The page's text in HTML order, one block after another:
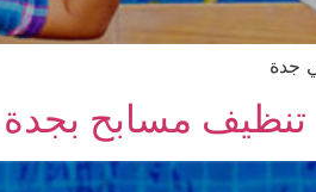
جدة
مسابح بجدة